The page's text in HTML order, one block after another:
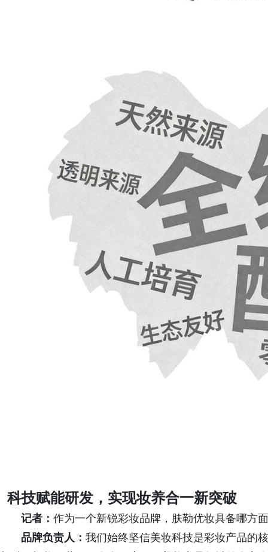
科技赋能研发，实现妆养合一新突破
记者： 作为一个新锐彩妆品牌，肤勒优妆具备哪方
品牌负责人： 我们始终坚信美妆科技是彩妆产品的